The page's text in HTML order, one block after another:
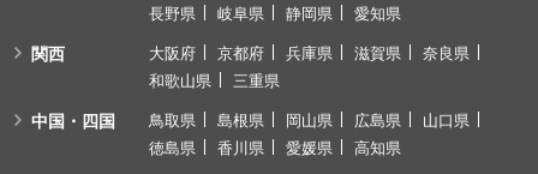
長野県
岐阜県 静岡県 愛知県
関西 大阪府 京都府 兵庫県 滋賀県
奈良県
和歌山県
三重県
中国・四国 鳥取県 島根県 岡山県 広島県
山口県
徳島県
香川県 愛媛県 高知県